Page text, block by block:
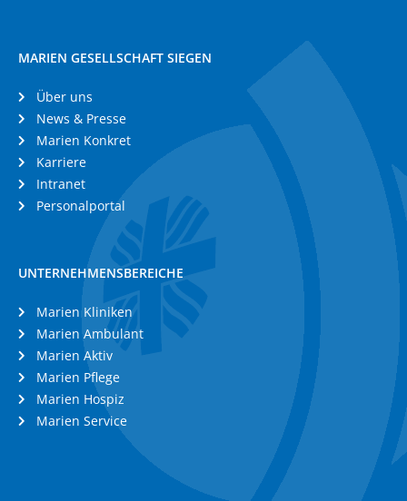
MARIEN GESELLSCHAFT SIEGEN
Über uns
News & Presse
Marien Konkret
Karriere
Intranet
Personalportal
UNTERNEHMENSBEREICHE
Marien Kliniken
Marien Ambulant
Marien Aktiv
Marien Pflege
Marien Hospiz
Marien Service